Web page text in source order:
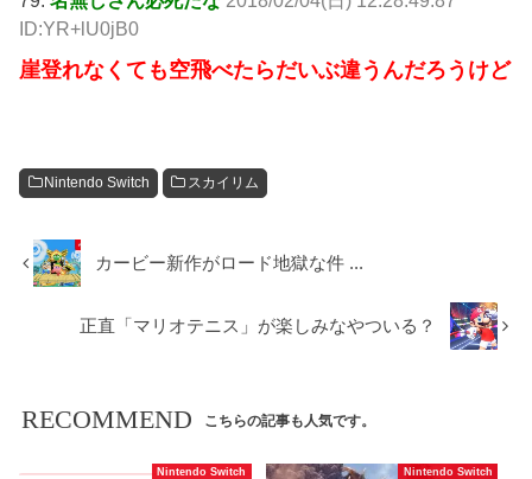
ID:YR+lU0jB0
崖登れなくても空飛べたらだいぶ違うんだろうけど
Nintendo Switch スカイリム
カービー新作がロード地獄な件 ...
正直「マリオテニス」が楽しみなやついる？
RECOMMEND こちらの記事も人気です。
Nintendo Switch Nintendo Switch